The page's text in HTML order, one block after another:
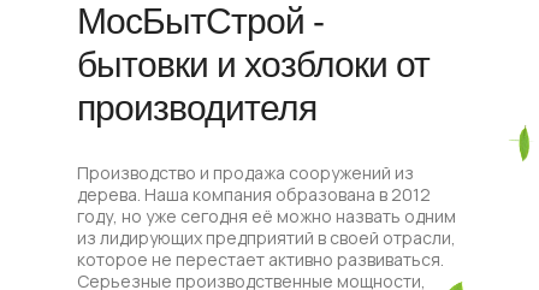
МосБытСтрой -
бытовки и хозблоки от
производителя
Производство и продажа сооружений из
дерева. Наша компания образована в 2012
году, но уже сегодня её можно назвать одним
из лидирующих предприятий в своей отрасли,
которое не перестает активно развиваться.
Серьезные производственные мощности,